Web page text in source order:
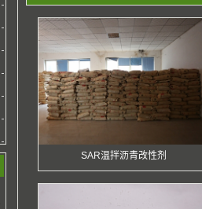
SAR温拌沥青改性剂